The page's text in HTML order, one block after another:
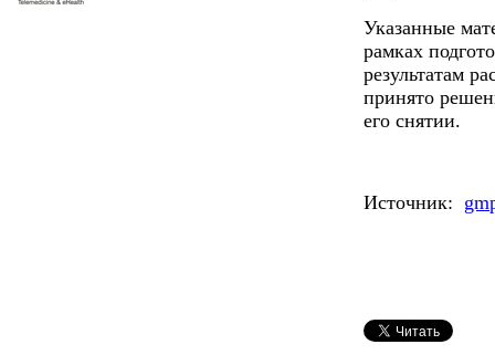
Указанные
рамках
результатам
принято
его снятии.
Источник: